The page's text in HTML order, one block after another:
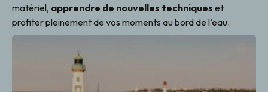
matériel, apprendre de nouvelles techniques et
profiter pleinement de vos moments au bord de l’eau.